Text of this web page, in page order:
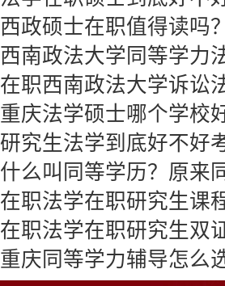
西政硕士在职值得读吗
西南政法大学同等学力
在职西南政法大学诉讼
重庆法学硕士哪个学校
研究生法学到底好不好
什么叫同等学历？原来
在职法学在职研究生课
在职法学在职研究生双
重庆同等学力辅导怎么